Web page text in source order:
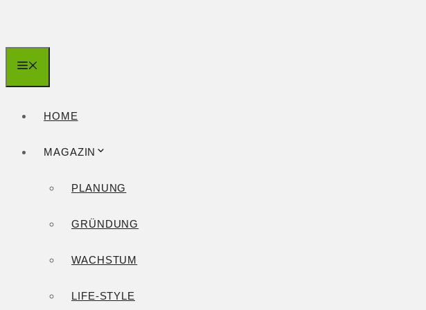
springen
HOME
MAGAZIN
PLANUNG
GRÜNDUNG
WACHSTUM
LIFE-STYLE